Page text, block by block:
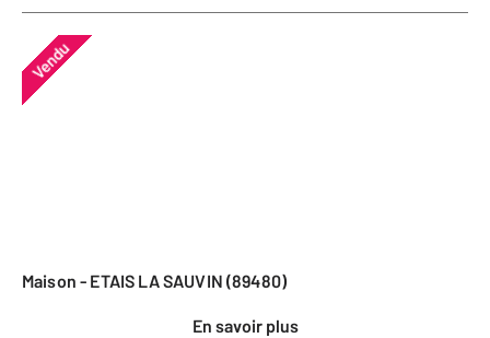
Vendu
Maison - ETAIS LA SAUVIN (89480)
En savoir plus